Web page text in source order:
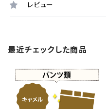
レビュー
最近チェックした商品